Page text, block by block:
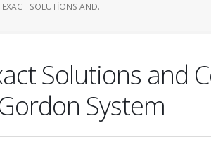
EXACT SOLUTIONS AND...
Solutions and
System